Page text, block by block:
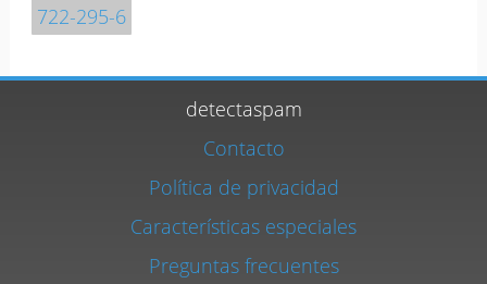
722-295-6
detectaspam
Contacto
Política de privacidad
Características especiales
Preguntas frecuentes